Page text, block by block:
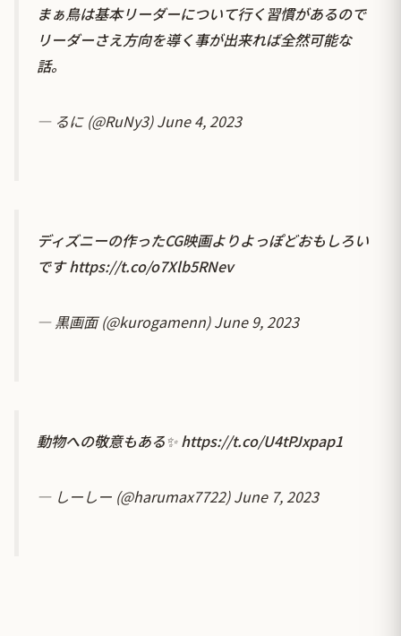
まぁ鳥は基本リーダーについて行く習慣があるので
リーダーさえ方向を導く事が出来れば全然可能な
話。
— るに (@RuNy3)June 4, 2023
ディズニーの作ったCG映画よりよっぽどおもしろい
ですhttps://t.co/o7Xlb5RNev
— 黒画面 (@kurogamenn)June 9, 2023
動物への敬意もある✨https://t.co/U4tPJxpap1
— しーしー (@harumax7722)June 7, 2023